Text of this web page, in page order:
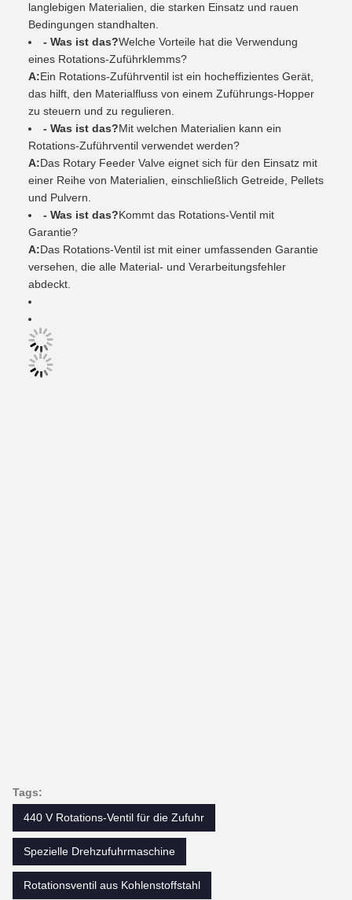
langlebigen Materialien, die starken Einsatz und rauen
Bedingungen standhalten.
- Was ist das?Welche Vorteile hat die Verwendung
eines Rotations-Zuführklemms?
A:Ein Rotations-Zuführventil ist ein hocheffizientes Gerät,
das hilft, den Materialfluss von einem Zuführungs-Hopper
zu steuern und zu regulieren.
- Was ist das?Mit welchen Materialien kann ein
Rotations-Zuführventil verwendet werden?
A:Das Rotary Feeder Valve eignet sich für den Einsatz mit
einer Reihe von Materialien, einschließlich Getreide, Pellets
und Pulvern.
- Was ist das?Kommt das Rotations-Ventil mit
Garantie?
A:Das Rotations-Ventil ist mit einer umfassenden Garantie
versehen, die alle Material- und Verarbeitungsfehler
abdeckt.
Tags:
440 V Rotations-Ventil für die Zufuhr
Spezielle Drehzufuhrmaschine
Rotationsventil aus Kohlenstoffstahl